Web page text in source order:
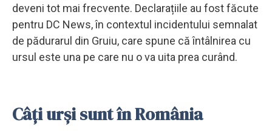
deveni tot mai frecvente. Declarațiile au fost făcute
pentru DC News, în contextul incidentului semnalat
de pădurarul din Gruiu, care spune că întâlnirea cu
ursul este una pe care nu o va uita prea curând.
Câți urși sunt în România